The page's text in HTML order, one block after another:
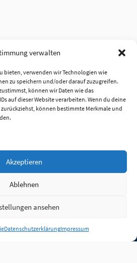
verwalten
bieten, verwenden wir Technologien wie
zu speichern und/oder darauf zuzugreifen.
können wir Daten wie das
auf dieser Website verarbeiten. Wenn du deine
können bestimmte Merkmale und
Akzeptieren
Ablehnen
ansehen
DatenschutzerklärungImpressum
FAQ Quellen